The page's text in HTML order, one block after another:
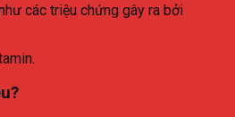
các triệu chứng gây ra bởi